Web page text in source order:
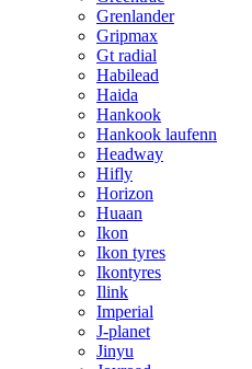
Grenlander
Gripmax
Gt radial
Habilead
Haida
Hankook
Hankook laufenn
Headway
Hifly
Horizon
Huaan
Ikon
Ikon tyres
Ikontyres
Ilink
Imperial
J-planet
Jinyu